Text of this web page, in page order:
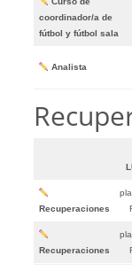
coordinador/a de
fútbol y fútbol sala
Analista
Recuperaciones
Recuperaciones